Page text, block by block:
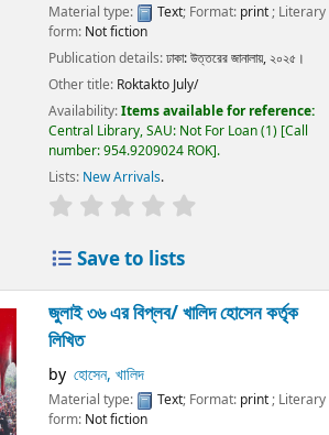
Material type: Text; Format: print; Literary
form: Not fiction
Publication details:ঢাকা:উত্তরের জানালায়,২০২৫।
Other title: Roktakto July/
Availability:Items available for reference:
Central Library, SAU: Not For Loan(1) Call
number:954.9209024 ROK .
Lists: New Arrivals.
Save to lists
জুলাই ৩৬ এর বিপ্লব/খালিদ হোসেন কর্তৃক
লিখিত
by হোসেন, খালিদ
Material type: Text; Format: print; Literary
form: Not fiction